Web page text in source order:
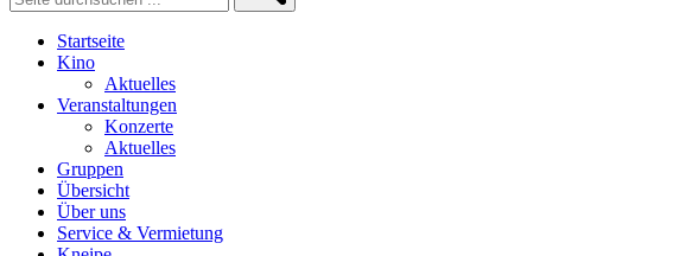
Startseite
Kino
Aktuelles
Veranstaltungen
Konzerte
Aktuelles
Gruppen
Übersicht
Über uns
Service & Vermietung